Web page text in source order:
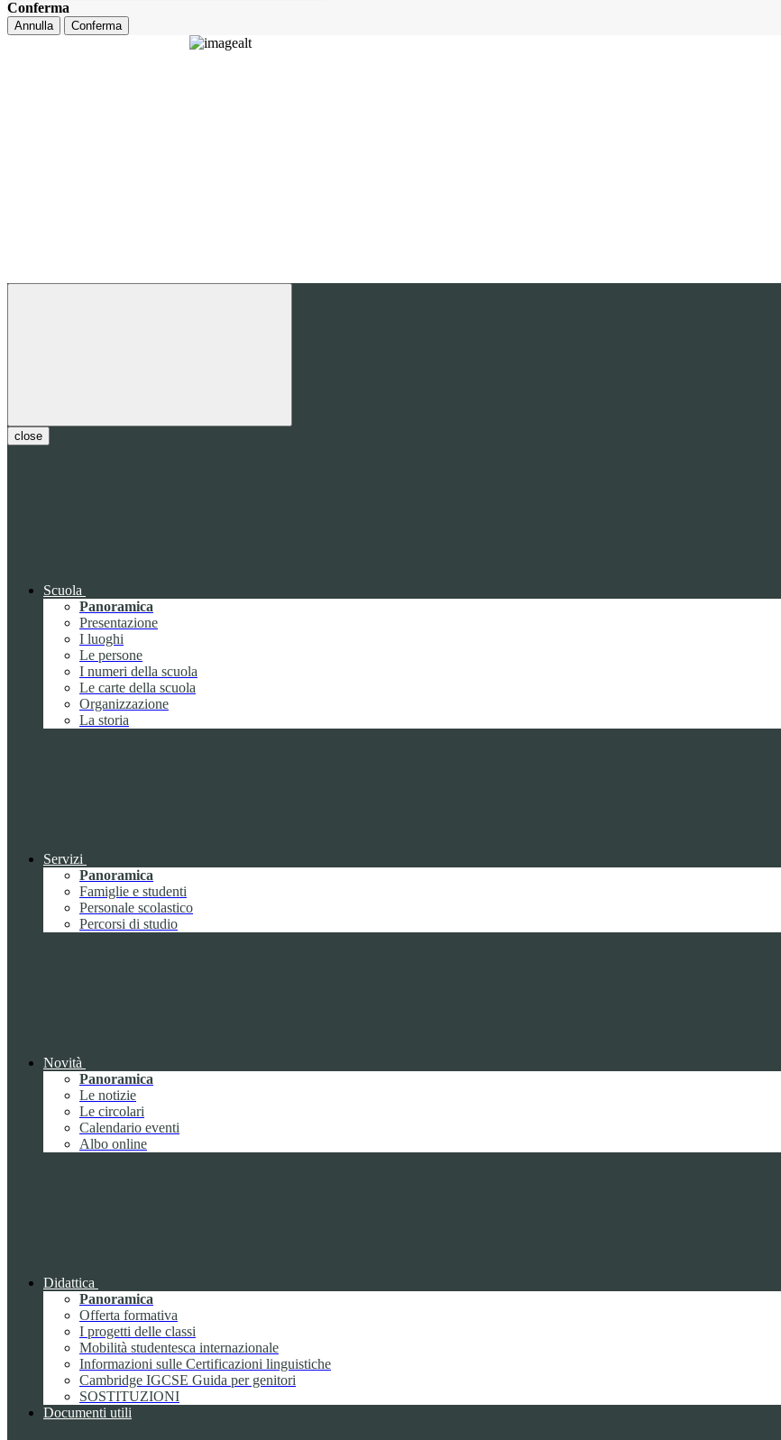
Conferma
Annulla Conferma
close
Scuola
Panoramica
Presentazione
I luoghi
Le persone
I numeri della scuola
Le carte della scuola
Organizzazione
La storia
Servizi
Panoramica
Famiglie e studenti
Personale scolastico
Percorsi di studio
Novità
Panoramica
Le notizie
Le circolari
Calendario eventi
Albo online
Didattica
Panoramica
Offerta formativa
I progetti delle classi
Mobilità studentesca internazionale
Informazioni sulle Certificazioni linguistiche
Cambridge IGCSE Guida per genitori
SOSTITUZIONI
Documenti utili